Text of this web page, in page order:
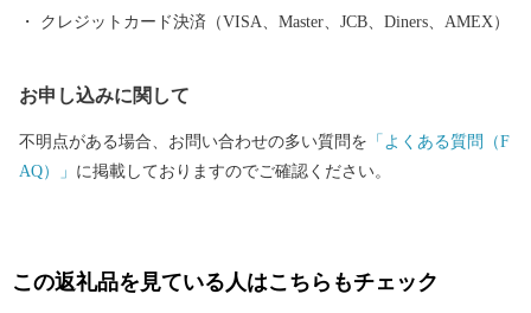
産物の国際的物流拠点を目指しています。 このように糸満市
に、今後の新しい糸満市にご注目ください。
クレジットカード決済（VISA、Master、JCB、Diners、AMEX）
お申し込みに関して
不明点がある場合、お問い合わせの多い質問を 「よくある質問（F
AQ）」 に掲載しておりますのでご確認ください。
この返礼品を見ている人はこちらもチェック